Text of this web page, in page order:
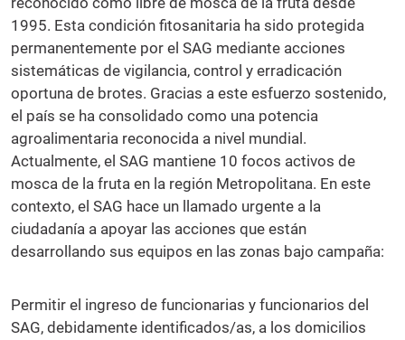
1995. Esta condición fitosanitaria ha sido protegida
permanentemente por el SAG mediante acciones
sistemáticas de vigilancia, control y erradicación
oportuna de brotes. Gracias a este esfuerzo sostenido,
el país se ha consolidado como una potencia
agroalimentaria reconocida a nivel mundial.
Actualmente, el SAG mantiene 10 focos activos de
mosca de la fruta en la región Metropolitana. En este
contexto, el SAG hace un llamado urgente a la
ciudadanía a apoyar las acciones que están
desarrollando sus equipos en las zonas bajo campaña:
Permitir el ingreso de funcionarias y funcionarios del
SAG, debidamente identificados/as, a los domicilios